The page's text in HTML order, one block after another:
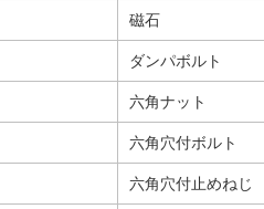
磁石
ダンパボルト
六角ナット
六角穴付ボルト
六角穴付止めねじ